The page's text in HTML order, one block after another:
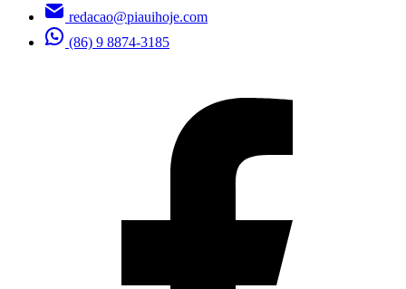
redacao@piauihoje.com
(86) 9 8874-3185